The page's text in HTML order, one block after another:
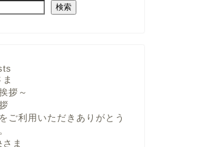
検索
拶～
ご利用いただきありがとう
ま